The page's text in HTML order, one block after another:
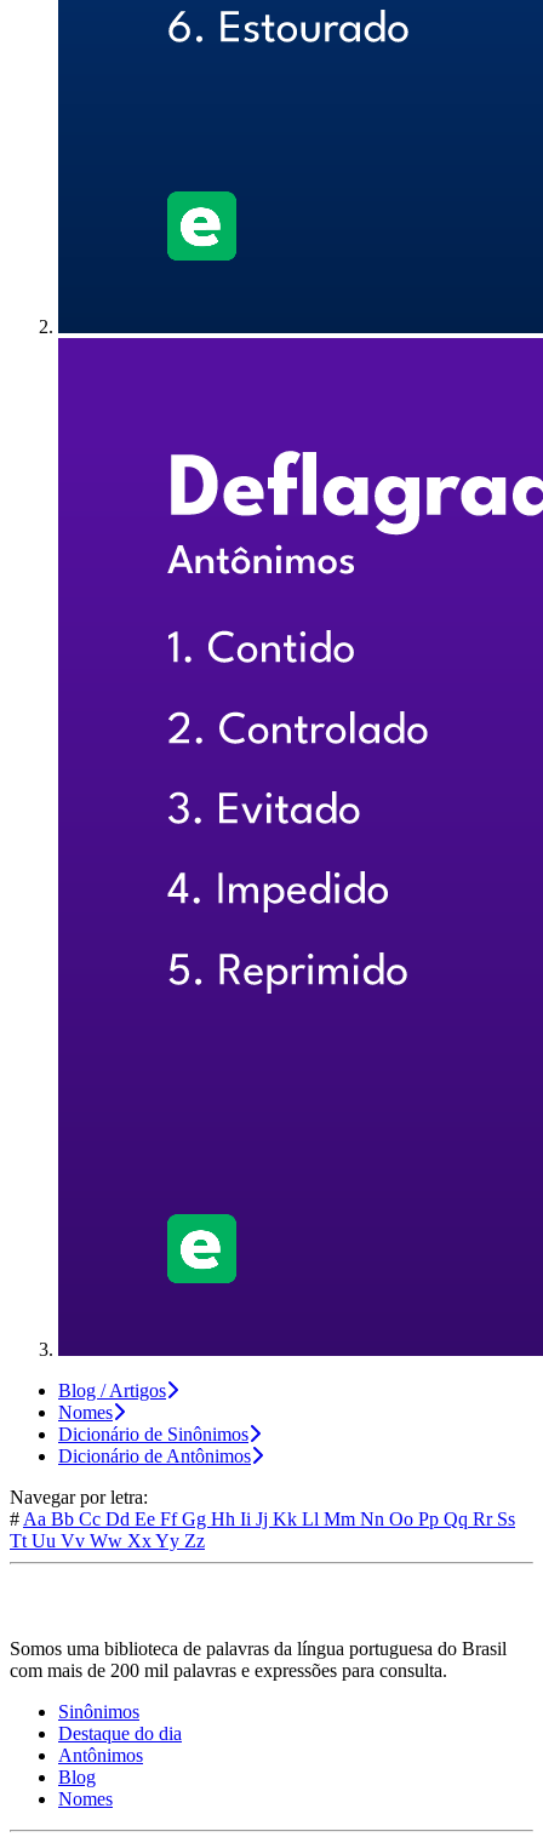
Blog / Artigos
Nomes
Dicionário de Sinônimos
Dicionário de Antônimos
Navegar por letra:
#Aa Bb Cc Dd Ee FfGg Hh Ii Jj Kk Ll Mm Nn Oo Pp Qq Rr Ss
TtUu Vv Ww XxYy Zz
Somos uma biblioteca de palavras da língua portuguesa do Brasil
com mais de 200 mil palavras e expressões para consulta.
Sinônimos
Destaque do dia
Antônimos
Blog
Nomes